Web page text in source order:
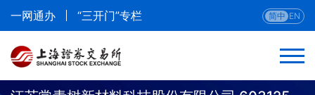
一网通办 “三开门”专栏 简中 EN